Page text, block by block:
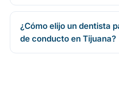
¿Cómo elijo un dentista
de conducto en Tijuana?